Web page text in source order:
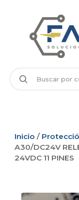
Inicio /
A30/DC24V
24VDC 11 PINES